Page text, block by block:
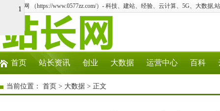
温州站长网 （https://www.0577zz.com/）- 科技、建站、经验、云计算、5G、大数据,
首页 站长资讯 创业 大数据 运营中心 百科
当前位置： 首页 > 大数据 > 正文
1